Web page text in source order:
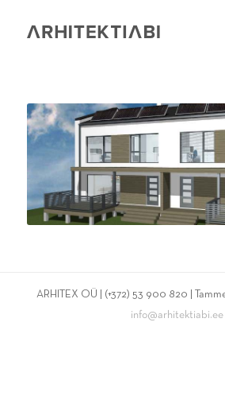
ARHITEX OÜ | (+372) 53 900 820 |
info@arhitektiabi.ee